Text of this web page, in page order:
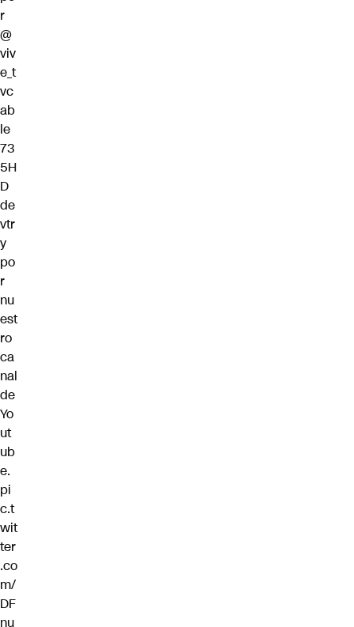
r
@
viv
e_t
vc
ab
le
73
5H
D
de
vtr
y
po
r
nu
est
ro
ca
nal
de
Yo
ut
ub
e.
pi
c.t
wit
ter
.co
m/
DF
nu